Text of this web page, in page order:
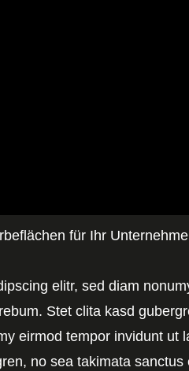
für Ihr
elitr, sed diam
Stet clita kasd
eirmod tempor invidunt
no sea takimata